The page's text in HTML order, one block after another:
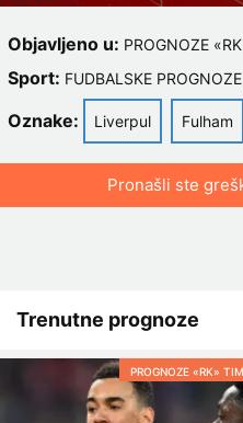
Objavljeno u: PROGNOZE
Sport: FUDBALSKE PROGNOZE
Oznake: Liverpul Fulham
Pronašli ste
Trenutne prognoze
PROGNOZE «RK»